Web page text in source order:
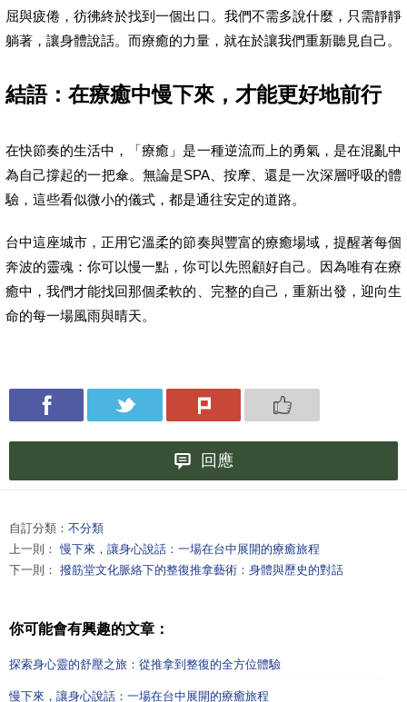
屈與疲倦，彷彿終於找到一個出口。我們不需多說什麼，只需靜靜
躺著，讓身體說話。而療癒的力量，就在於讓我們重新聽見自己。
結語：在療癒中慢下來，才能更好地前行
在快節奏的生活中，「療癒」是一種逆流而上的勇氣，是在混亂中
為自己撐起的一把傘。無論是SPA、按摩、還是一次深層呼吸的體
驗，這些看似微小的儀式，都是通往安定的道路。
台中這座城市，正用它溫柔的節奏與豐富的療癒場域，提醒著每個
奔波的靈魂：你可以慢一點，你可以先照顧好自己。因為唯有在療
癒中，我們才能找回那個柔軟的、完整的自己，重新出發，迎向生
命的每一場風雨與晴天。
回應
自訂分類： 不分類
上一則：慢下來，讓身心說話：一場在台中展開的療癒旅程
下一則： 撥筋堂文化脈絡下的整復推拿藝術：身體與歷史的對話
你可能會有興趣的文章：
探索身心靈的舒壓之旅：從推拿到整復的全方位體驗
慢下來，讓身心說話：一場在台中展開的療癒旅程